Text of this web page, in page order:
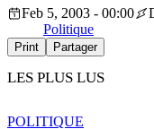
Feb 5, 2003 - 00:00
Politique
Print Partager
LES PLUS LUS
POLITIQUE